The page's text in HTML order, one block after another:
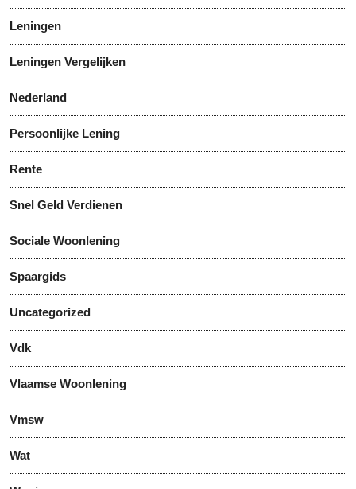
Leningen
Leningen Vergelijken
Nederland
Persoonlijke Lening
Rente
Snel Geld Verdienen
Sociale Woonlening
Spaargids
Uncategorized
Vdk
Vlaamse Woonlening
Vmsw
Wat